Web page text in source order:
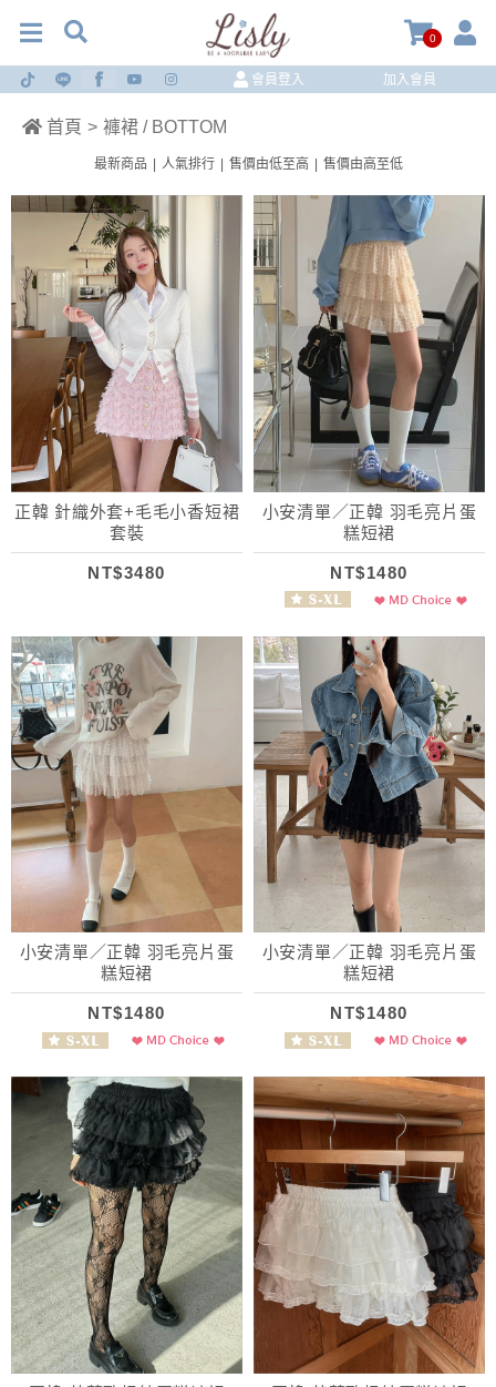
0
會員登入 加入會員
首頁 > 褲裙 / BOTTOM
最新商品 人氣排行 售價由低至高 售價由高至低
正韓 針織外套+毛毛小香短裙
套裝
NT$3480
小安清單／正韓 羽毛亮片蛋
糕短裙
NT$1480
小安清單／正韓 羽毛亮片蛋
糕短裙
NT$1480
小安清單／正韓 羽毛亮片蛋
糕短裙
NT$1480